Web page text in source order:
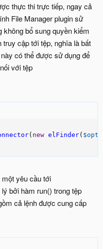
thực thi trực tiếp, ngay cả
File Manager plugin sử
bổ sung quyền kiểm
cập tới tệp, nghĩa là bất
có thể được sử dụng để
với tệp
( new elFinder( $opts
yêu cầu tới
bởi hàm run() trong tệp
cả lệnh được cung cấp